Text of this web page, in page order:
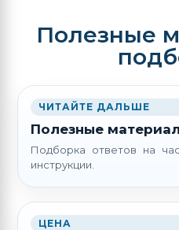
Полезные
ЧИТАЙТЕ ДАЛЬШЕ
Полезные
Подборка ответов на
инструкции.
ЦЕНА